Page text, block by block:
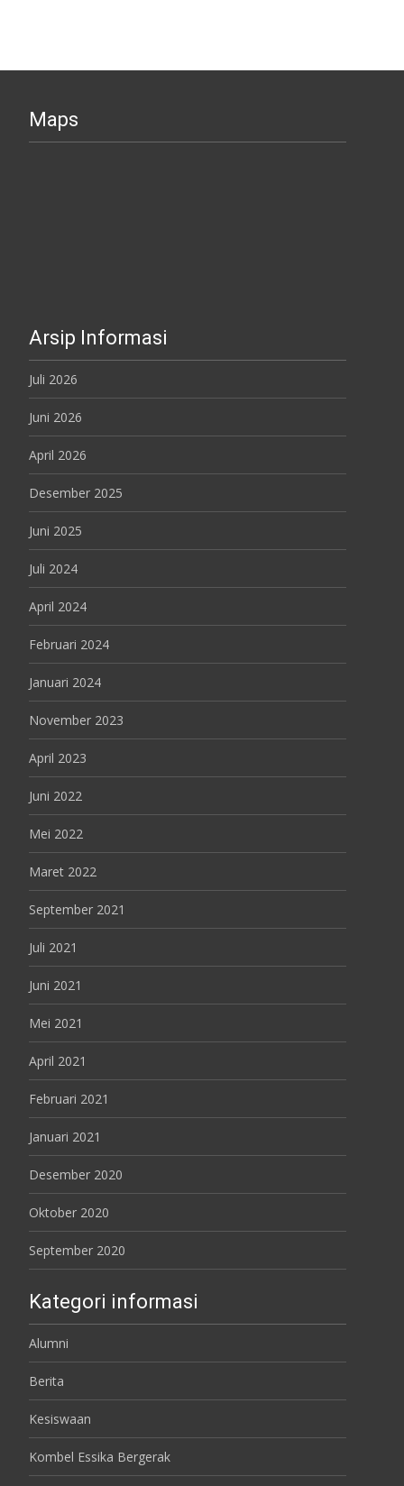
Maps
Arsip Informasi
Juli 2026
Juni 2026
April 2026
Desember 2025
Juni 2025
Juli 2024
April 2024
Februari 2024
Januari 2024
November 2023
April 2023
Juni 2022
Mei 2022
Maret 2022
September 2021
Juli 2021
Juni 2021
Mei 2021
April 2021
Februari 2021
Januari 2021
Desember 2020
Oktober 2020
September 2020
Kategori informasi
Alumni
Berita
Kesiswaan
Kombel Essika Bergerak